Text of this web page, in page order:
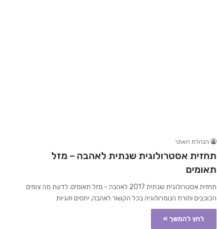
הנהלת האתר
תחזית אסטרולוגית שנתית לאהבה – מזל
תאומים
תחזית אסטרולוגית שנתית 2017 לאהבה - מזל תאומים. לדעת מה צופים
הכוכבים ותורת הנומרולוגיה בכל הקשור לאהבה, יחסים וזוגיות
לחץ להמשך »